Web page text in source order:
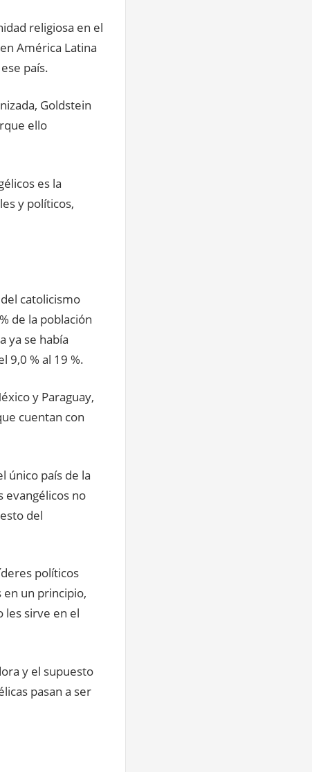
religiosa en el
América Latina
país.
Goldstein
ello
es la
y políticos,
catolicismo
de la población
ya se había
9,0 % al 19 %.
y Paraguay,
cuentan con
único país de la
evangélicos no
del
políticos
en un principio,
les sirve en el
y el supuesto
pasan a ser